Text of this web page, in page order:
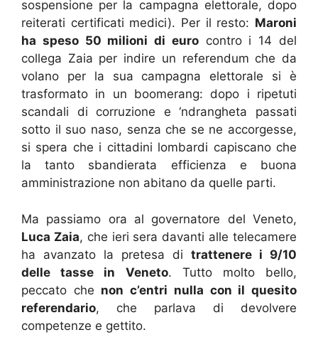
sospensione per la campagna elettorale, dopo
reiterati certificati medici). Per il resto: Maroni
ha speso 50 milioni di eurocontro i 14 del
collega Zaia per indire un referendum che da
volano per la sua campagna elettorale si è
trasformato in un boomerang: dopo i ripetuti
scandali di corruzione e ‘ndrangheta passati
sotto il suo naso, senza che se ne accorgesse,
si spera che i cittadini lombardi capiscano che
la tanto sbandierata efficienza e buona
amministrazione non abitano da quelle parti.
Ma passiamo ora al governatore del Veneto,
Luca Zaia, che ieri sera davanti alle telecamere
ha avanzato la pretesa di trattenere i 9/10
delle tasse in Veneto. Tutto molto bello,
peccato che non c’entri nulla con il quesito
referendario, che parlava di devolvere
competenze e gettito.